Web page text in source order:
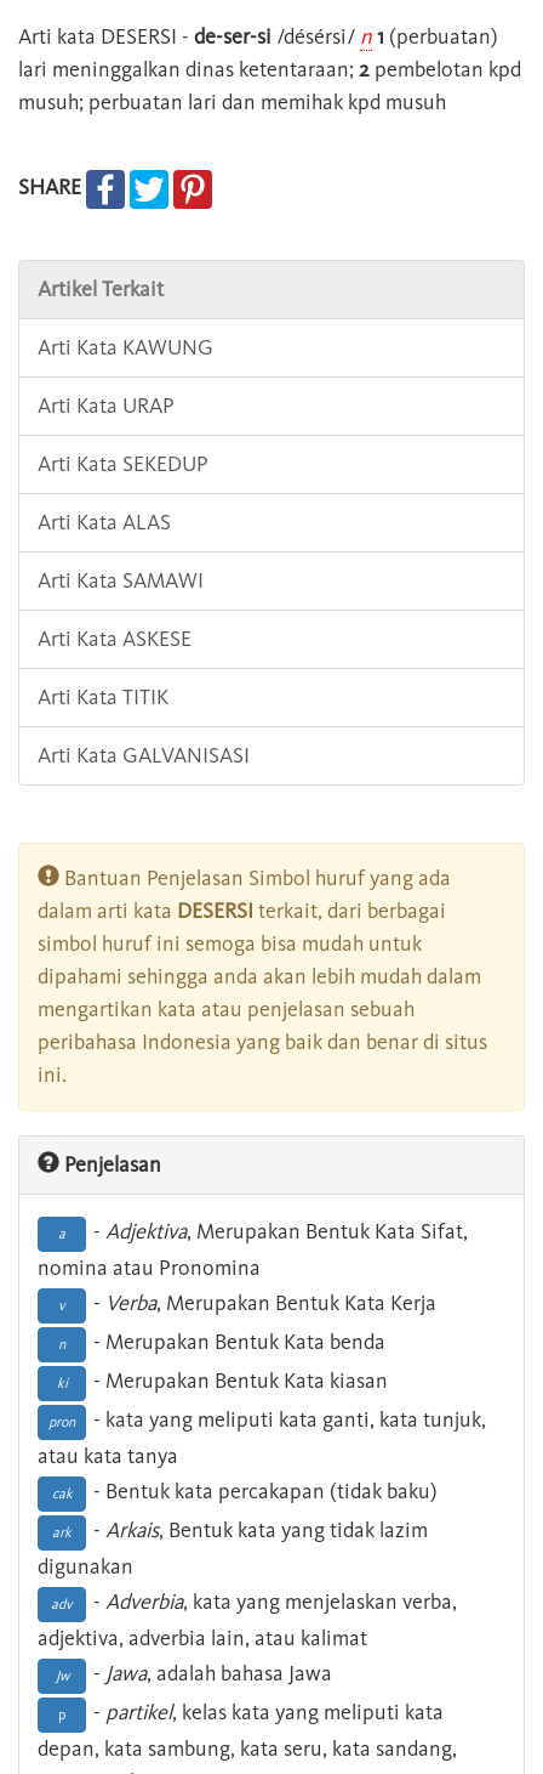
Arti kata DESERSI - de-ser-si /désérsi/ n1 (perbuatan)
lari meninggalkan dinas ketentaraan; 2 pembelotan kpd
musuh; perbuatan lari dan memihak kpd musuh
SHARE
Artikel Terkait
Arti Kata KAWUNG
Arti Kata URAP
Arti Kata SEKEDUP
Arti Kata ALAS
Arti Kata SAMAWI
Arti Kata ASKESE
Arti Kata TITIK
Arti Kata GALVANISASI
Bantuan Penjelasan Simbol huruf yang ada
dalam arti kata DESERSI terkait, dari berbagai
simbol huruf ini semoga bisa mudah untuk
dipahami sehingga anda akan lebih mudah dalam
mengartikan kata atau penjelasan sebuah
peribahasa Indonesia yang baik dan benar di situs
ini.
Penjelasan
a - Adjektiva, Merupakan Bentuk Kata Sifat,
nomina atau Pronomina
v - Verba, Merupakan Bentuk Kata Kerja
n - Merupakan Bentuk Kata benda
ki - Merupakan Bentuk Kata kiasan
pron
- kata yang meliputi kata ganti, kata tunjuk,
atau kata tanya
cak - Bentuk kata percakapan (tidak baku)
ark - Arkais, Bentuk kata yang tidak lazim
digunakan
adv - Adverbia, kata yang menjelaskan verba,
adjektiva, adverbia lain, atau kalimat
Jw - Jawa, adalah bahasa Jawa
p - partikel, kelas kata yang meliputi kata
depan, kata sambung, kata seru, kata sandang,